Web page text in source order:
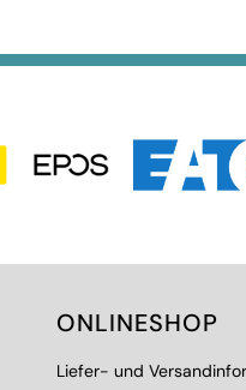
ONLINESHOP
Liefer- und